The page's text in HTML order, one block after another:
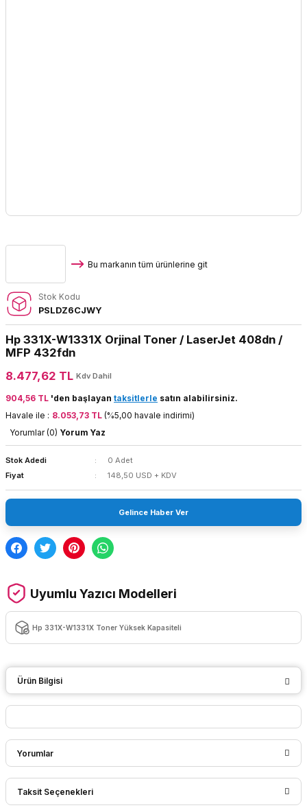
Bu markanın tüm ürünlerine git
Stok Kodu
PSLDZ6CJWY
Hp 331X-W1331X Orjinal Toner / LaserJet 408dn /
MFP 432fdn
8.477,62 TL Kdv Dahil
904,56 TL 'den başlayan taksitlerle satın alabilirsiniz.
Havale ile : 8.053,73 TL (%5,00 havale indirimi)
Yorumlar (0) Yorum Yaz
Stok Adedi
0 Adet
Fiyat
148,50 USD + KDV
Gelince Haber Ver
Uyumlu Yazıcı Modelleri
Hp 331X-W1331X Toner Yüksek Kapasiteli
Ürün Bilgisi
Yorumlar
Taksit Seçenekleri